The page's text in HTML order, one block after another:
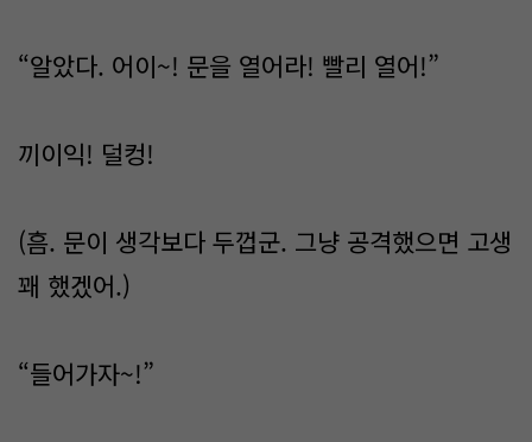
“알았다. 어이~! 문을 열어라! 빨리 열어!”
끼이익! 덜컹!
(흠. 문이 생각보다 두껍군. 그냥 공격했으면 고생
꽤 했겠어.)
“들어가자~!”